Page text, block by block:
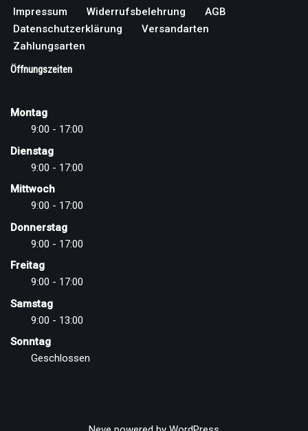
Impressum Widerrufsbelehrung
AGB
Datenschutzerklärung
Versandarten
Zahlungsarten
Öffnungszeiten
Montag
9:00 - 17:00
Dienstag
9:00 - 17:00
Mittwoch
9:00 - 17:00
Donnerstag
9:00 - 17:00
Freitag
9:00 - 17:00
Samstag
9:00 - 13:00
Sonntag
Geschlossen